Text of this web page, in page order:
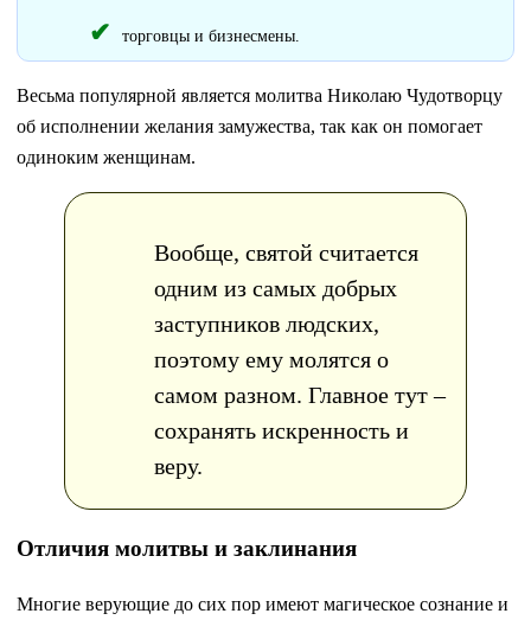
торговцы и бизнесмены.
Весьма популярной является молитва Николаю Чудотворцу
об исполнении желания замужества, так как он помогает
одиноким женщинам.
Вообще, святой считается
одним из самых добрых
заступников людских,
поэтому ему молятся о
самом разном. Главное тут –
сохранять искренность и
веру.
Отличия молитвы и заклинания
Многие верующие до сих пор имеют магическое сознание и